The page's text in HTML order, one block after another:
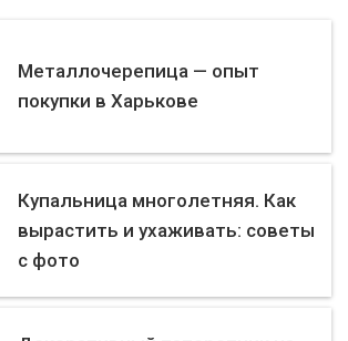
Металлочерепица — опыт
покупки в Харькове
Купальница многолетняя. Как
вырастить и ухаживать: советы
с фото